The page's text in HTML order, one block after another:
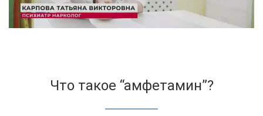
Что такое “амфетамин”?